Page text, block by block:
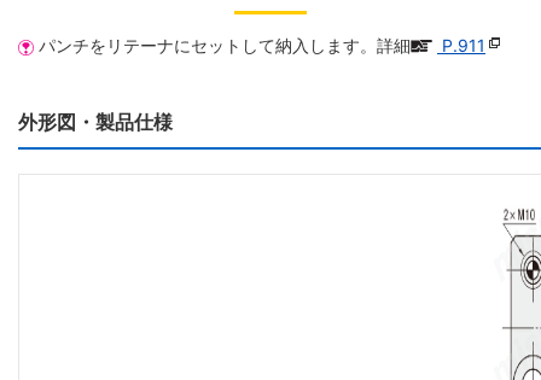
パンチをリテーナにセットして納入します。詳細 P.911
外形図・製品仕様